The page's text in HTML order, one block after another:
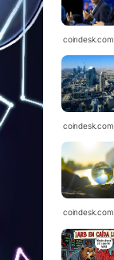
coindesk.com
coindesk.com
coindesk.com